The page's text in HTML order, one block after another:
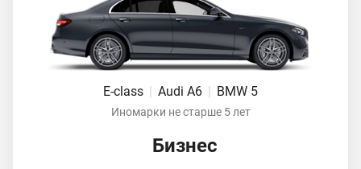
E-class | Audi A6 | BMW 5
Иномарки не старше 5 лет
Бизнес